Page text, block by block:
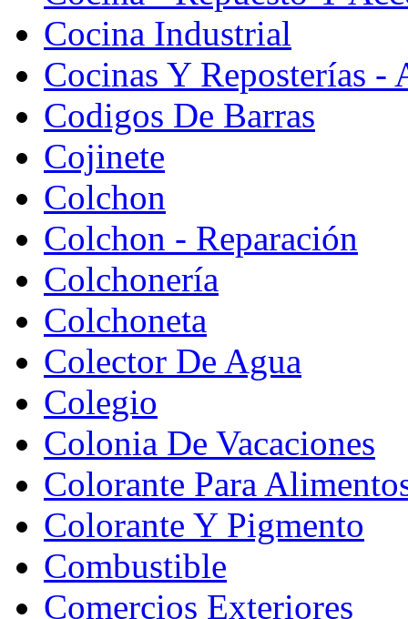
Cocina Industrial
Cocinas Y Reposterías -
Codigos De Barras
Cojinete
Colchon
Colchon - Reparación
Colchonería
Colchoneta
Colector De Agua
Colegio
Colonia De Vacaciones
Colorante Para
Colorante Y Pigmento
Combustible
Comercios Exteriores